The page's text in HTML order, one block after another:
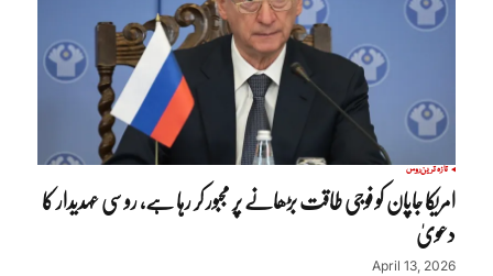
تازہ ترینروس
امریکا جاپان کو فوجی طاقت بڑھانے پر مجبور کر رہا ہے، روسی عہدیدار کا
دعویٰ
April 13, 2026